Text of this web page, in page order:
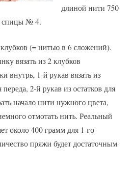
длиной нити 750
спицы № 4.
клубков (= нитью в 6 сложений).
вязать из 2 клубков
внутрь, 1-й рукав вязать из
переда, 2-й рукав из остатков для
начало нити нужного цвета,
отмотать нить. Реальный
около 400 грамм для 1-го
пряжи будет достаточным